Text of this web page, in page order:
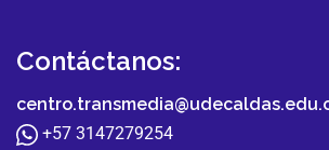
Contáctanos:
+57 3147279254